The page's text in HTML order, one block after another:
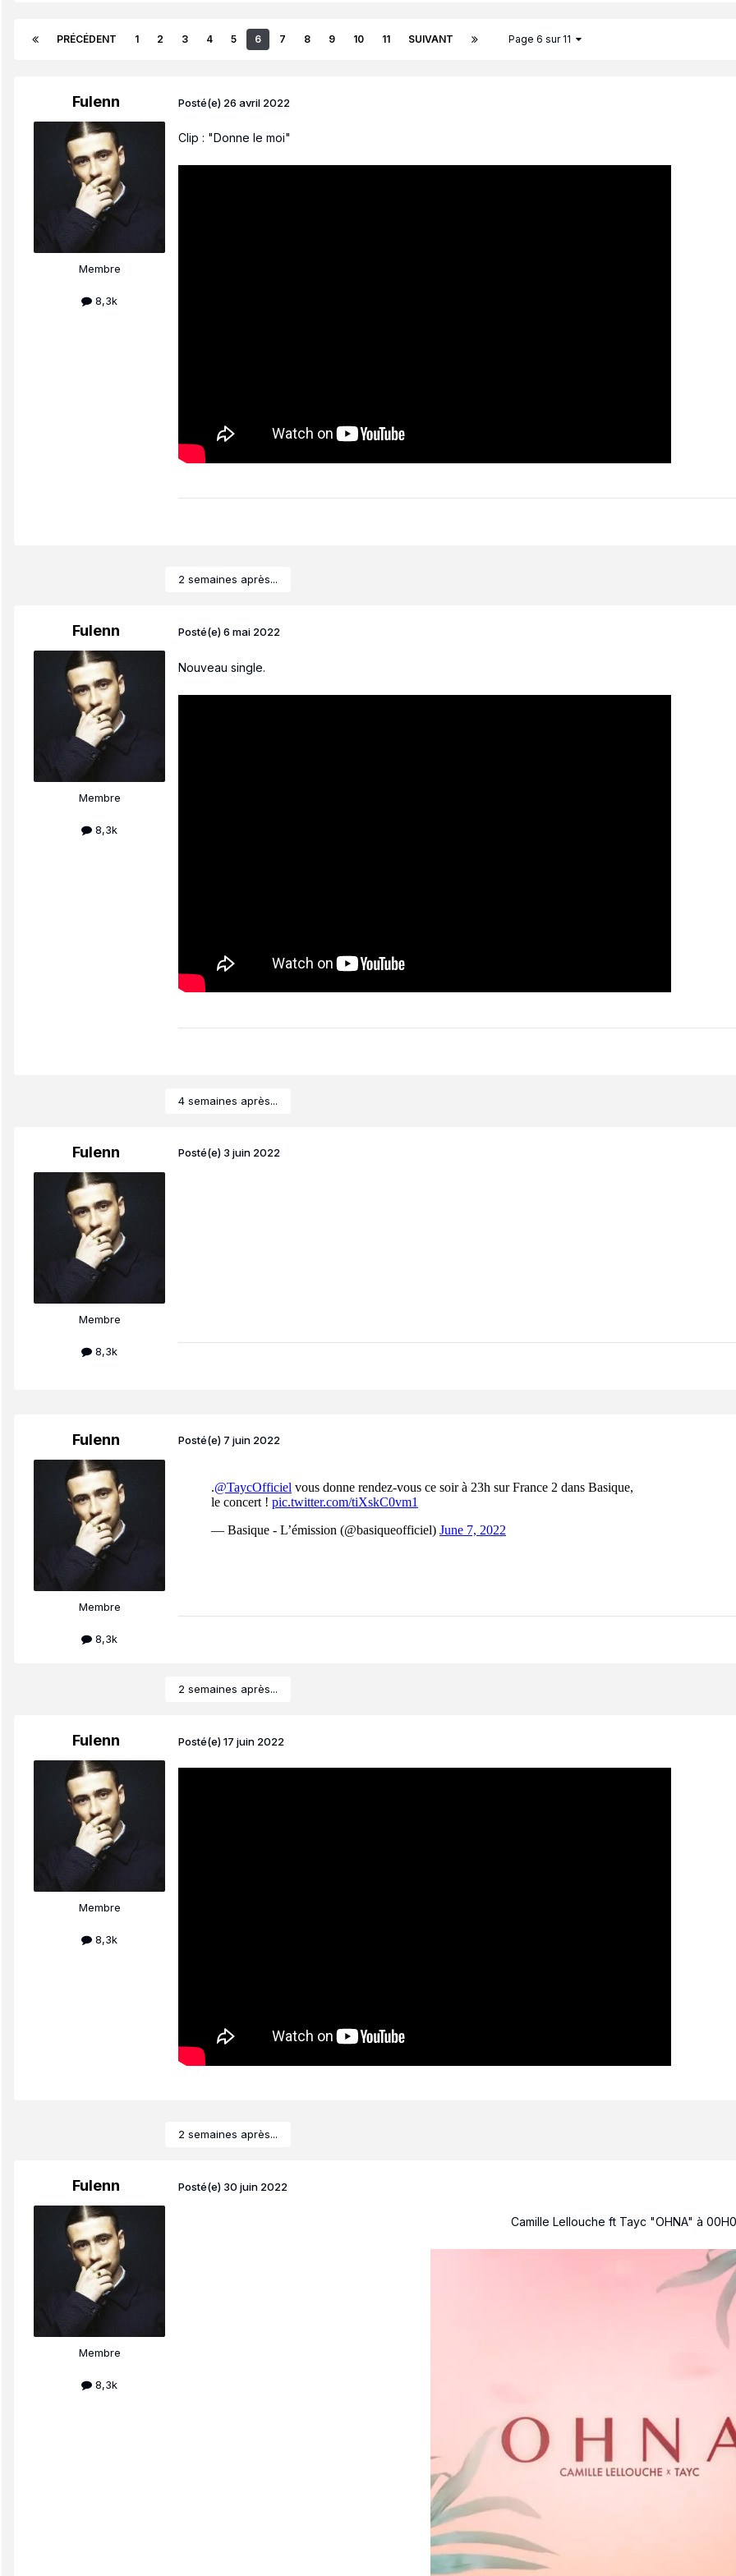
PRÉCÉDENT 1 2 3 4 5 6 7 8 9 10 11 SUIVANT Page 6 sur 11
Fulenn
Membre
8,3k
Posté(e) 26 avril 2022
Clip : "Donne le moi"
2 semaines après...
Fulenn
Membre
8,3k
Posté(e)6 mai 2022
Nouveau single.
4 semaines après...
Fulenn
Membre
8,3k
Posté(e) 3 juin 2022
Fulenn
Membre
8,3k
Posté(e) 7 juin 2022
2 semaines après...
Fulenn
Membre
8,3k
Posté(e)17 juin 2022
2 semaines après...
Fulenn
Membre
8,3k
Posté(e) 30 juin 2022
Camille Lellouche ft Tayc "OHNA" à